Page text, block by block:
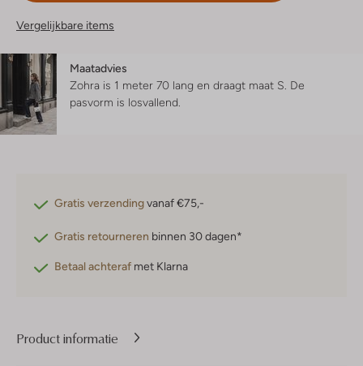
Vergelijkbare items
Maatadvies
Zohra is 1 meter 70 lang en draagt maat S. De
pasvorm is losvallend
Gratis verzendingvanaf €75,-
Gratis retourneren binnen 30 dagen*
Betaal achteraf met Klarna
Product informatie